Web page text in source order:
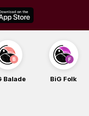
BiG Folk